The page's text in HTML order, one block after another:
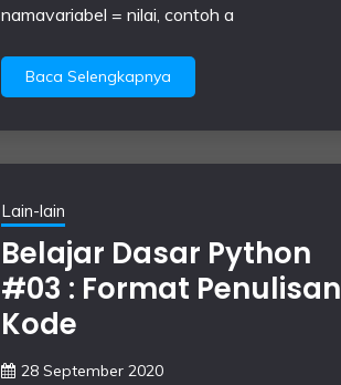
namavariabel = nilai, contoh a
Baca Selengkapnya
Lain-lain
Belajar Dasar Python
#03 : Format Penulisan
Kode
28 September 2020